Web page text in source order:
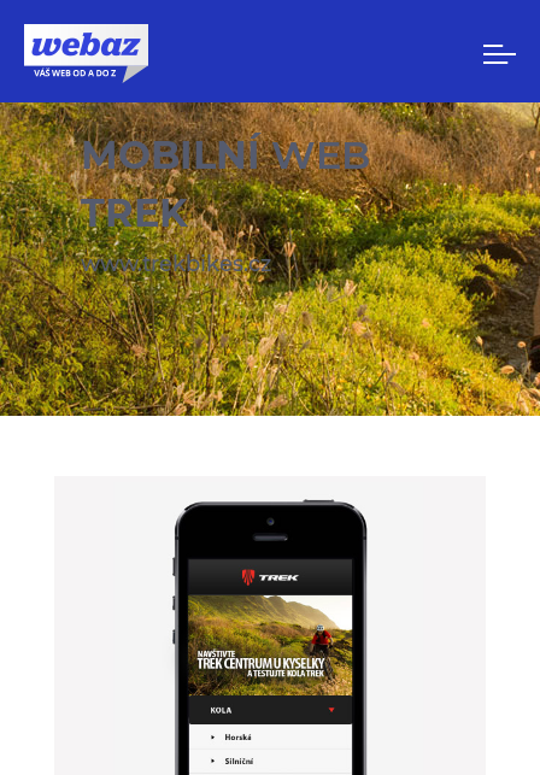
MOBILNÍWEB
TREK
www.trekbikes.cz